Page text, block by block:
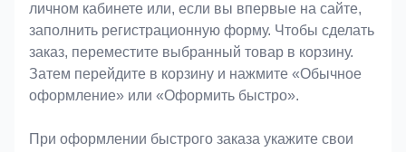
личном кабинете или, если вы впервые на сайте,
заполнить регистрационную форму. Чтобы сделать
заказ, переместите выбранный товар в корзину.
Затем перейдите в корзину и нажмите «Обычное
оформление» или «Оформить быстро».
При оформлении быстрого заказа укажите свои